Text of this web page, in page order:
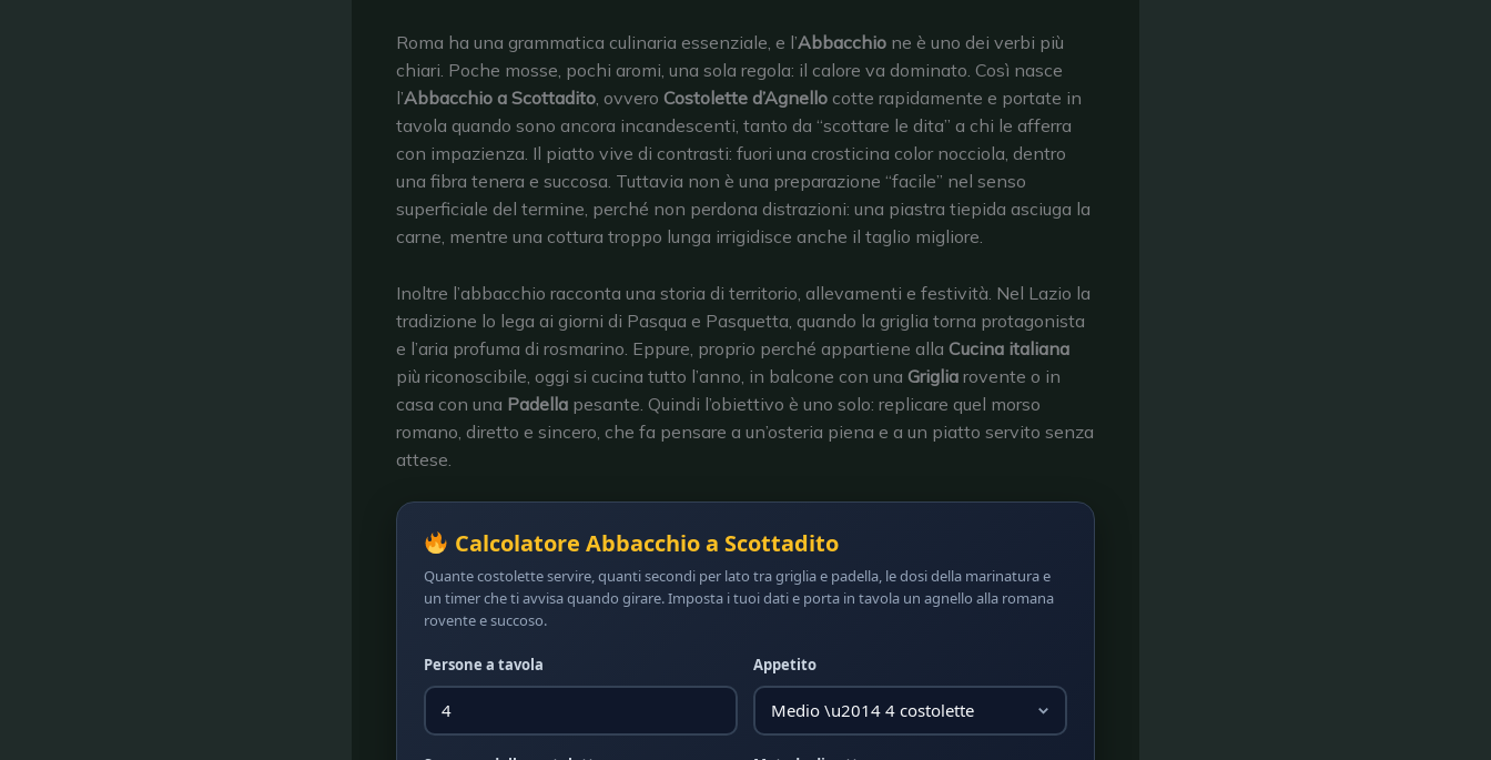
Roma ha una grammatica culinaria essenziale, e l’Abbacchio ne è uno dei verbi più
chiari. Poche mosse, pochi aromi, una sola regola: il calore va dominato. Così nasce
l’Abbacchio a Scottadito, ovvero Costolette d’Agnello cotte rapidamente e portate in
tavola quando sono ancora incandescenti, tanto da “scottare le dita” a chi le afferra
con impazienza. Il piatto vive di contrasti: fuori una crosticina color nocciola, dentro
una fibra tenera e succosa. Tuttavia non è una preparazione “facile” nel senso
superficiale del termine, perché non perdona distrazioni: una piastra tiepida asciuga la
carne, mentre una cottura troppo lunga irrigidisce anche il taglio migliore.
Inoltre l’abbacchio racconta una storia di territorio, allevamenti e festività. Nel Lazio la
tradizione lo lega ai giorni di Pasqua e Pasquetta, quando la griglia torna protagonista
e l’aria profuma di rosmarino. Eppure, proprio perché appartiene alla Cucina italiana
più riconoscibile, oggi si cucina tutto l’anno, in balcone con una Griglia rovente o in
casa con una Padella pesante. Quindi l’obiettivo è uno solo: replicare quel morso
romano, diretto e sincero, che fa pensare a un’osteria piena e a un piatto servito senza
attese.
Calcolatore Abbacchio a Scottadito
Quante costolette servire, quanti secondi per lato tra griglia e padella, le dosi della marinatura e
un timer che ti avvisa quando girare. Imposta i tuoi dati e porta in tavola un agnello alla romana
rovente e succoso.
Persone a tavola Appetito